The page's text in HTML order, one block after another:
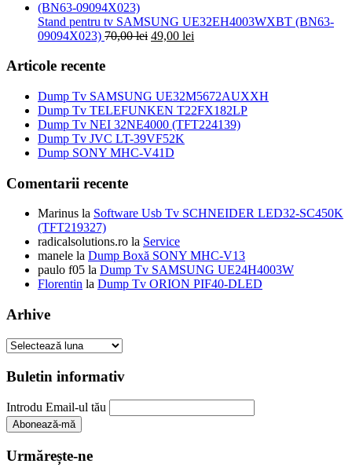
fost:
110,00 lei.
95,00 lei.
Stand pentru tv SAMSUNG UE32EH4003WXBT (BN63-
09094X023) 70,00lei Prețul
70,00 lei.
49,00 lei
Articole recente
Dump Tv SAMSUNG UE32M5672AUXXH
Dump Tv TELEFUNKEN T22FX182LP
Dump Tv NEI 32NE4000 (TFT224139)
Dump Tv JVC LT-39VF52K
Dump SONY MHC-V41D
Comentarii recente
Marinus la Software Usb Tv SCHNEIDER LED32-SC450K
(TFT219327)
radicalsolutions.ro la Service
manele la Dump Boxă SONY MHC-V13
paulo f05 la Dump Tv SAMSUNG UE24H4003W
Florentin la Dump Tv ORION PIF40-DLED
Arhive
Arhive
Buletin informativ
Introdu Email-ul tău
Urmărește-ne